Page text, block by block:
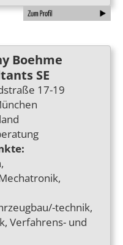
Boehme
SE
17-19
technik,
Verfahrens- und